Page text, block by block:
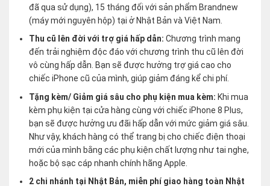
đã qua sử dụng), 15 tháng đối với sản phẩm Brandnew
(máy mới nguyên hộp) tại ở Nhật Bản và Việt Nam.
Thu cũ lên đời với trợ giá hấp dẫn:Chương trình mang
đến trải nghiệm độc đáo với chương trình thu cũ lên đời
vô cùng hấp dẫn. Bạn sẽ được hưởng trợ giá cao cho
chiếc iPhone cũ của mình, giúp giảm đáng kể chi phí.
Tặng kèm/ Giảm giá sâu cho phụ kiện mua kèm: Khi mua
kèm phụ kiện tại cửa hàng cùng với chiếc iPhone 8 Plus,
bạn sẽ được hưởng ưu đãi hấp dẫn với mức giảm giá sâu.
Như vậy, khách hàng có thể trang bị cho chiếc điện thoại
mới của mình bằng các phụ kiện chất lượng như tai nghe,
hoặc bộ sạc cáp nhanh chính hãng Apple.
2 chi nhánh tại Nhật Bản, miễn phí giao hàng toàn Nhật